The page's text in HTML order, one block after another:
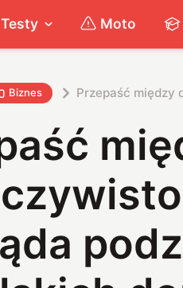
Testy Moto
Biznes Przepaść między